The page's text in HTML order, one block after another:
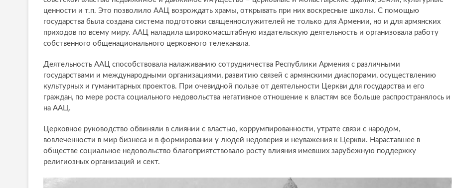
ценности и т.п. Это позволило ААЦ возрождать храмы, открывать при них воскресные школы. С помощью
государства была создана система подготовки священнослужителей не только для Армении, но и для армянских
приходов по всему миру. ААЦ наладила широкомасштабную издательскую деятельность и организовала работу
собственного общенационального церковного телеканала.
Деятельность ААЦ способствовала налаживанию сотрудничества Республики Армения с различными
государствами и международными организациями, развитию связей с армянскими диаспорами, осуществлению
культурных и гуманитарных проектов. При очевидной пользе от деятельности Церкви для государства и его
граждан, по мере роста социального недовольства негативное отношение к властям все больше распространялось и
на ААЦ.
Церковное руководство обвиняли в слиянии с властью, коррумпированности, утрате связи с народом,
вовлеченности в мир бизнеса и в формировании у людей недоверия и неуважения к Церкви. Нараставшее в
обществе социальное недовольство благоприятствовало росту влияния имевших зарубежную поддержку
религиозных организаций и сект.